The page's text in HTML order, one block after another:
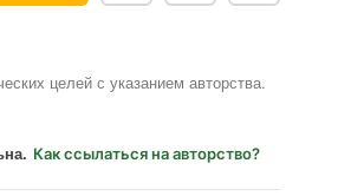
целей с указанием авторства.
Как ссылаться на авторство?